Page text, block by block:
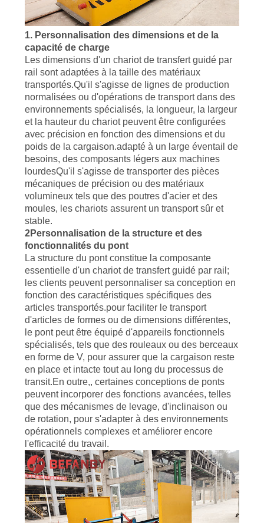
PRIVACY
POLICY
1. Personnalisation des dimensions et de la
capacité de charge
Les dimensions d'un chariot de transfert guidé par
rail sont adaptées à la taille des matériaux
transportés.Qu'il s'agisse de lignes de production
normalisées ou d'opérations de transport dans des
environnements spécialisés, la longueur, la largeur
et la hauteur du chariot peuvent être configurées
avec précision en fonction des dimensions et du
poids de la cargaison.adapté à un large éventail de
besoins, des composants légers aux machines
lourdesQu'il s'agisse de transporter des pièces
mécaniques de précision ou des matériaux
volumineux tels que des poutres d'acier et des
moules, les chariots assurent un transport sûr et
stable.
2Personnalisation de la structure et des
fonctionnalités du pont
La structure du pont constitue la composante
essentielle d'un chariot de transfert guidé par rail;
les clients peuvent personnaliser sa conception en
fonction des caractéristiques spécifiques des
articles transportés.pour faciliter le transport
d'articles de formes ou de dimensions différentes,
le pont peut être équipé d'appareils fonctionnels
spécialisés, tels que des rouleaux ou des berceaux
en forme de V, pour assurer que la cargaison reste
en place et intacte tout au long du processus de
transit.En outre,, certaines conceptions de ponts
peuvent incorporer des fonctions avancées, telles
que des mécanismes de levage, d'inclinaison ou
de rotation, pour s'adapter à des environnements
opérationnels complexes et améliorer encore
l'efficacité du travail.